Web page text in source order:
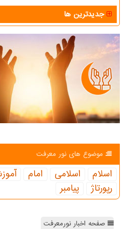
جدیدترین ها
موضوع های نور معرفت
اسلام اسلامی امام
رپورتاژ
پیامبر
صفحه اخبار نورمعرفت